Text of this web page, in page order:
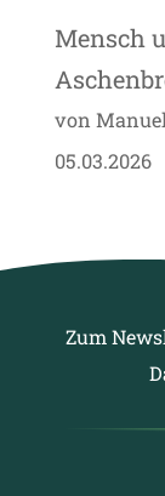
Mensch
von
05.03.2026
Zum